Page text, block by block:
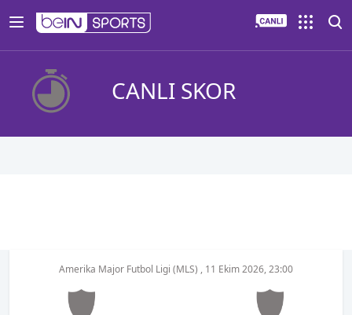
CANLI SKOR
Amerika Major Futbol Ligi (MLS) , 11 Ekim 2026, 23:00